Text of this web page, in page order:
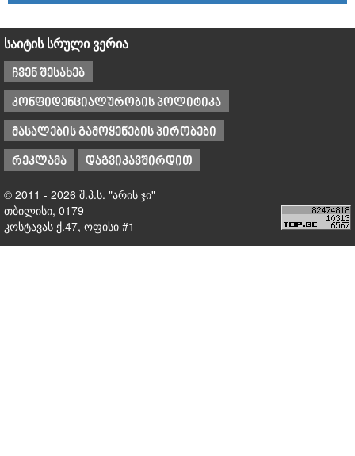
საიტის სრული ვერია
ჩვენ შესახებ
კონფიდენციალურობის პოლიტიკა
მასალების გამოყენების პირობები
რეკლამა დაგვიკავშირდით
© 2011 - 2026 შ.პ.ს. "არის ჯი"
თბილისი, 0179
კოსტავას ქ.47, ოფისი #1